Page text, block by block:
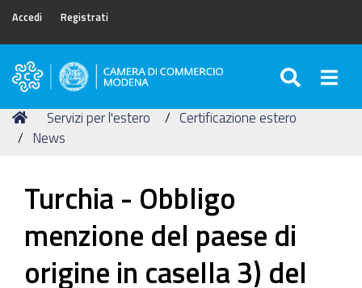
Accedi Registrati
Camera
Commercio
di
Tu
sei
Home
Servizi per l'estero
Certificazione estero
News
Turchia - Obbligo
menzione del paese di
origine in casella 3) del